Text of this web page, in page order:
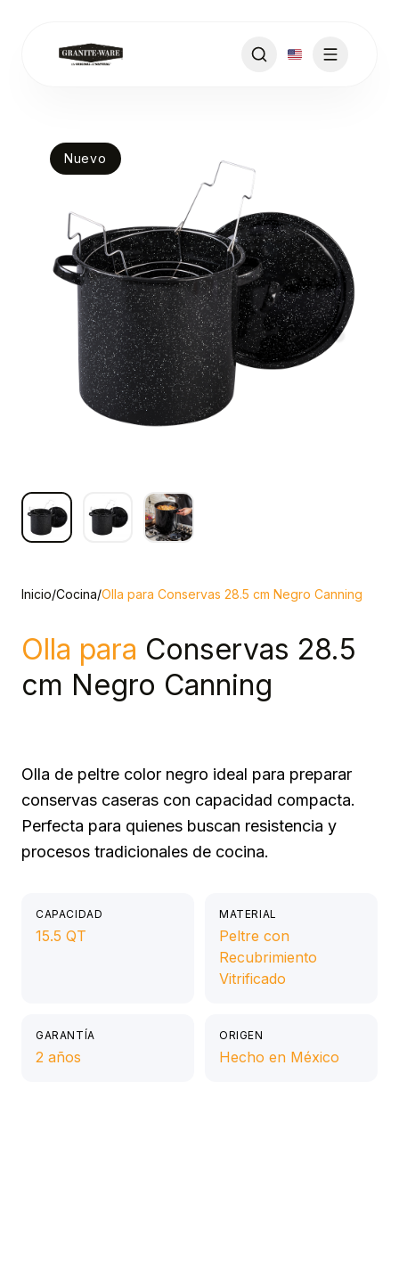
Nuevo
Inicio/Cocina/Olla para Conservas 28.5 cm Negro Canning
Olla para Conservas 28.5
cm Negro Canning
Olla de peltre color negro ideal para preparar
conservas caseras con capacidad compacta.
Perfecta para quienes buscan resistencia y
procesos tradicionales de cocina.
CAPACIDAD
15.5 QT
MATERIAL
Peltre con
Recubrimiento
Vitrificado
GARANTÍA
2 años
ORIGEN
Hecho en México